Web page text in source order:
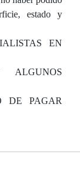
estado y
EN
DE PAGAR